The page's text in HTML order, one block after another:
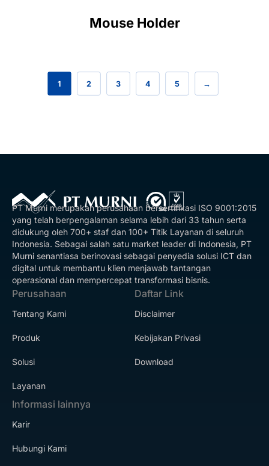
Mouse Holder
1 2 3 4 5 →
PT Murni merupakan perusahaan bersertifikasi ISO 9001:2015
yang telah berpengalaman selama lebih dari 33 tahun serta
didukung oleh 700+ staf dan 100+ Titik Layanan di seluruh
Indonesia. Sebagai salah satu market leader di Indonesia, PT
Murni senantiasa berinovasi sebagai penyedia solusi ICT dan
digital untuk membantu klien menjawab tantangan
operasional dan mempercepat transformasi bisnis.
Perusahaan
Tentang Kami
Produk
Solusi
Layanan
Daftar Link
Disclaimer
Kebijakan Privasi
Download
Informasi lainnya
Karir
Hubungi Kami